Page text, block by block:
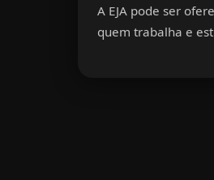
A EJA pode ser
quem trabalha e